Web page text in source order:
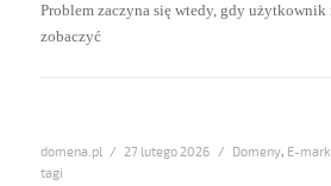
Problem zaczyna się wtedy, gdy użytkownik
zobaczyć
domena.pl
Posted
27 lutego 2026 Categories
Domeny, E-